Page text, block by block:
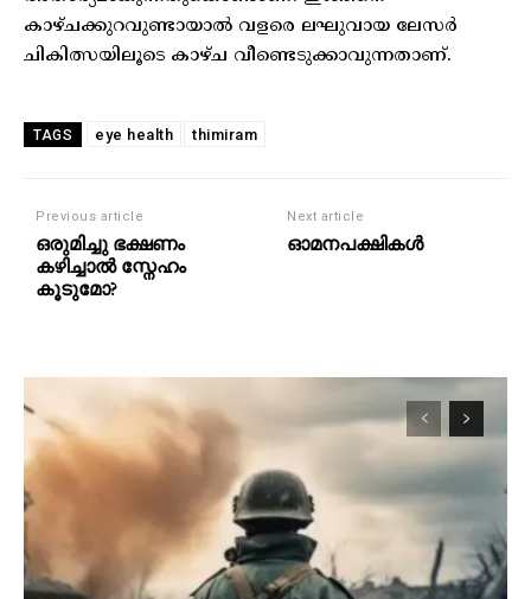
കാഴ്ചക്കുറവുണ്ടായാല്‍ വളരെ ലഘുവായ ലേസര്‍
ചികിത്സയിലൂടെ കാഴ്ച വീണ്ടെടുക്കാവുന്നതാണ്.
TAGS eye health thimiram
Previous article
ഒരുമിച്ചു ഭക്ഷണം
കഴിച്ചാല്‍ സ്നേഹം
കൂടുമോ?
Next article
ഓമനപക്ഷികള്‍